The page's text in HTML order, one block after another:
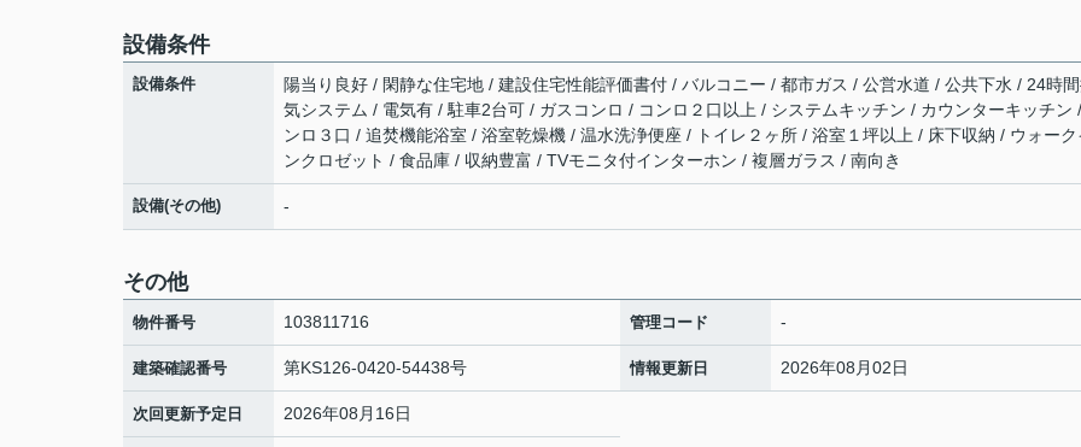
設備条件
設備条件
陽当り良好 / 閑静な住宅地 / 建設住宅性能評価書付 / バルコニー / 都市ガス / 公営水道 / 公共下水 / 24時
気システム / 電気有 / 駐車2台可 / ガスコンロ / コンロ２口以上 / システムキッチン / カウンターキッチン
ンロ３口 / 追焚機能浴室 / 浴室乾燥機 / 温水洗浄便座 / トイレ２ヶ所 / 浴室１坪以上 / 床下収納 / ウォーク
ンクロゼット / 食品庫 / 収納豊富 / TVモニタ付インターホン / 複層ガラス / 南向き
設備(その他) -
その他
物件番号 103811716 管理コード -
建築確認番号 第KS126-0420-54438号 情報更新日 2026年08月02日
次回更新予定日 2026年08月16日